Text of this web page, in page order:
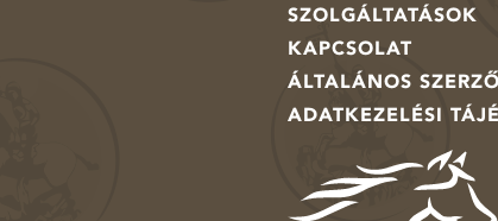
SZOLGÁLTATÁSOK
KAPCSOLAT
ÁLTALÁNOS
ADATKEZELÉSI